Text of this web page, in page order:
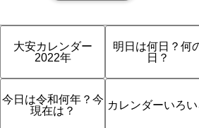
大安カレンダー
2022年
明日は何日？何
日？
今日は令和何年？今
現在は？
カレンダーいろい